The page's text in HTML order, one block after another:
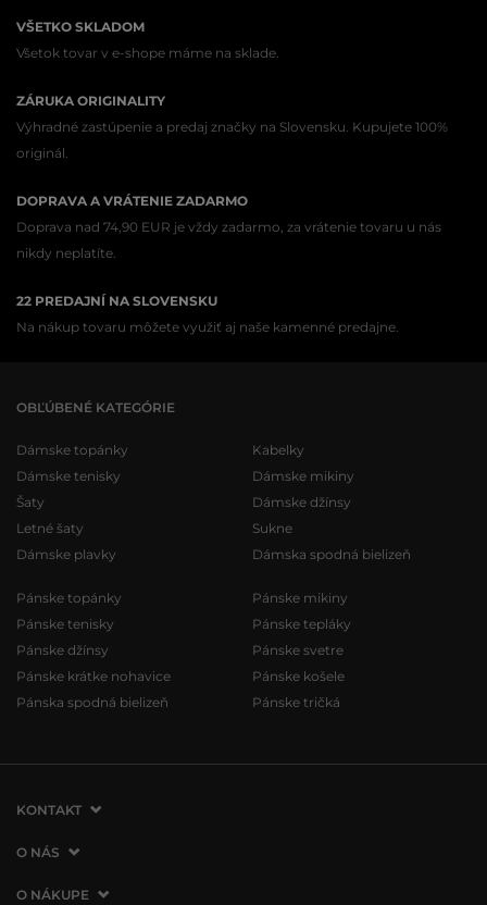
VŠETKO SKLADOM
Všetok tovar v e-shope máme na sklade.
ZÁRUKA ORIGINALITY
Výhradné zastúpenie a predaj značky na Slovensku. Kupujete 100%
originál.
DOPRAVA A VRÁTENIE ZADARMO
Doprava nad 74,90 EUR je vždy zadarmo, za vrátenie tovaru u nás
nikdy neplatíte.
22 PREDAJNÍ NA SLOVENSKU
Na nákup tovaru môžete využiť aj naše kamenné predajne.
OBĽÚBENÉ KATEGÓRIE
Dámske topánky
Dámske tenisky
Šaty
Letné šaty
Dámske plavky
Kabelky
Dámske mikiny
Dámske džínsy
Sukne
Dámska spodná bielizeň
Pánske topánky
Pánske tenisky
Pánske džínsy
Pánske krátke nohavice
Pánska spodná bielizeň
Pánske mikiny
Pánske tepláky
Pánske svetre
Pánske košele
Pánske tričká
KONTAKT
VERMONT Services Slovakia s. r. o.
O NÁS
O spoločnosti
O NÁKUPE